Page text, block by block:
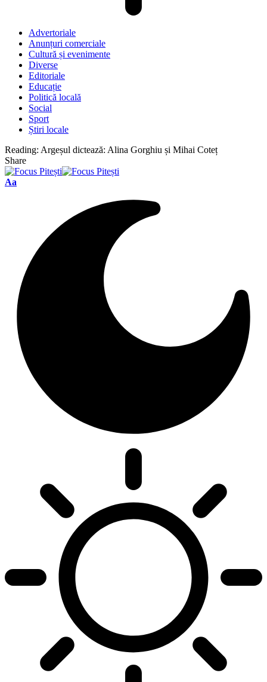
Advertoriale
Anunțuri comerciale
Cultură și evenimente
Diverse
Editoriale
Educație
Politică locală
Social
Sport
Știri locale
Reading: Argeșul dictează: Alina Gorghiu și Mihai Coteț
Share
Font
Aa